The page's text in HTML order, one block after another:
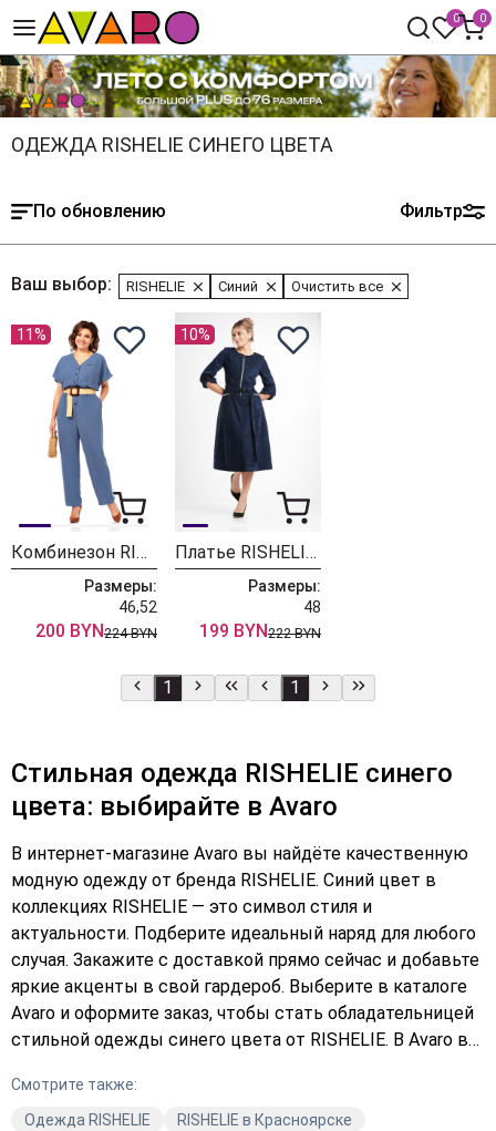
0 0
ОДЕЖДА RISHELIE СИНЕГО ЦВЕТА
По обновлению Фильтр
Ваш выбор: RISHELIE Синий Очистить все
11%
Комбинезон RISHELIE 993 светло-синий
Размеры:
46,52
200 BYN224 BYN
10%
Платье RISHELIE 929 синий
Размеры:
48
199 BYN222 BYN
1 1
Стильная одежда RISHELIE синего
цвета: выбирайте в Avaro
В интернет-магазине Avaro вы найдёте качественную
модную одежду от бренда RISHELIE. Синий цвет в
коллекциях RISHELIE — это символ стиля и
актуальности. Подберите идеальный наряд для любого
случая. Закажите с доставкой прямо сейчас и добавьте
яркие акценты в свой гардероб. Выберите в каталоге
Avaro и оформите заказ, чтобы стать обладательницей
стильной одежды синего цвета от RISHELIE. В Avaro вы
вашу индивидуальность. Не упустите возможность
купить качественную одежду по выгодной цене.
Смотрите также:
Одежда RISHELIE
RISHELIE в Красноярске